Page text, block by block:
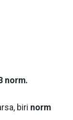
norm.
biri norm